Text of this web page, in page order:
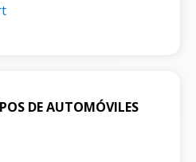
DE AUTOMÓVILES